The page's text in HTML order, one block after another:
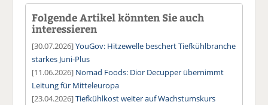
Folgende Artikel könnten Sie auch
interessieren
[30.07.2026]YouGov: Hitzewelle beschert Tiefkühlbranche
starkes Juni-Plus
[11.06.2026] Nomad Foods: Dior Decupper übernimmt
Leitung für Mitteleuropa
[23.04.2026]Tiefkühlkost weiter auf Wachstumskurs